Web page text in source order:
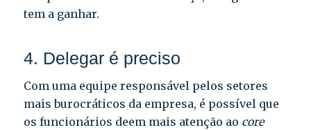
tem a ganhar.
4. Delegar é preciso
Com uma equipe responsável pelos setores
mais burocráticos da empresa, é possível que
os funcionários deem mais atenção ao core